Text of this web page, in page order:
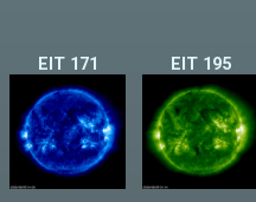
EIT 171 EIT 195